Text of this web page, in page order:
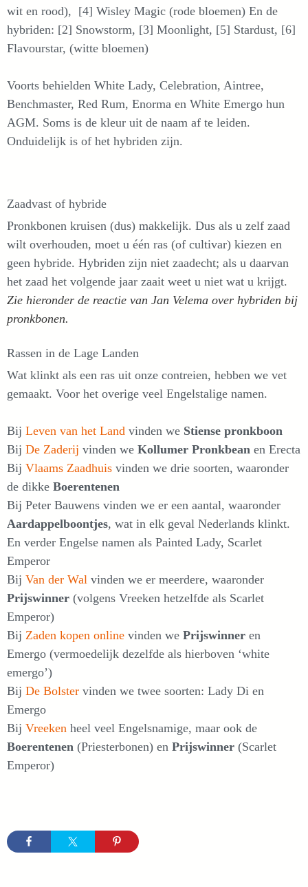
wit en rood), [4] Wisley Magic (rode bloemen) En de
hybriden: [2] Snowstorm, [3] Moonlight, [5] Stardust, [6]
Flavourstar, (witte bloemen)
Voorts behielden White Lady, Celebration, Aintree,
Benchmaster, Red Rum, Enorma en White Emergo hun
AGM. Soms is de kleur uit de naam af te leiden.
Onduidelijk is of het hybriden zijn.
Zaadvast of hybride
Pronkbonen kruisen (dus) makkelijk. Dus als u zelf zaad
wilt overhouden, moet u één ras (of cultivar) kiezen en
geen hybride. Hybriden zijn niet zaadecht; als u daarvan
het zaad het volgende jaar zaait weet u niet wat u krijgt.
Zie hieronder de reactie van Jan Velema over hybriden bij
pronkbonen.
Rassen in de Lage Landen
Wat klinkt als een ras uit onze contreien, hebben we vet
gemaakt. Voor het overige veel Engelstalige namen.
Bij Leven van het Land vinden we Stiense pronkboon
Bij De Zaderij vinden we Kollumer Pronkbean en Erecta
Bij Vlaams Zaadhuis vinden we drie soorten, waaronder
de dikke Boerentenen
Bij Peter Bauwens vinden we er een aantal, waaronder
Aardappelboontjes, wat in elk geval Nederlands klinkt.
En verder Engelse namen als Painted Lady, Scarlet
Emperor
Bij Van der Wal vinden we er meerdere, waaronder
Prijswinner (volgens Vreeken hetzelfde als Scarlet
Emperor)
Bij Zaden kopen online vinden we Prijswinner en
Emergo (vermoedelijk dezelfde als hierboven ‘white
emergo’)
Bij De Bolster vinden we twee soorten: Lady Di en
Emergo
Bij Vreeken heel veel Engelsnamige, maar ook de
Boerentenen (Priesterbonen) en Prijswinner (Scarlet
Emperor)